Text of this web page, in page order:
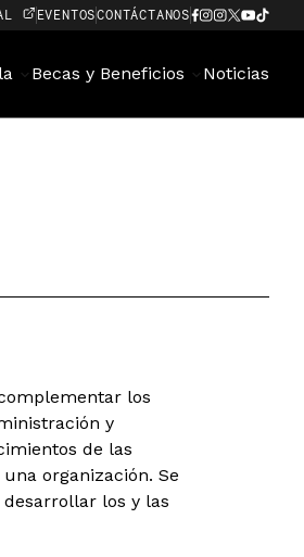
EVENTOSCONTÁCTANOS
Becas y Beneficios Noticias
los
y
de las
organización. Se
los y las